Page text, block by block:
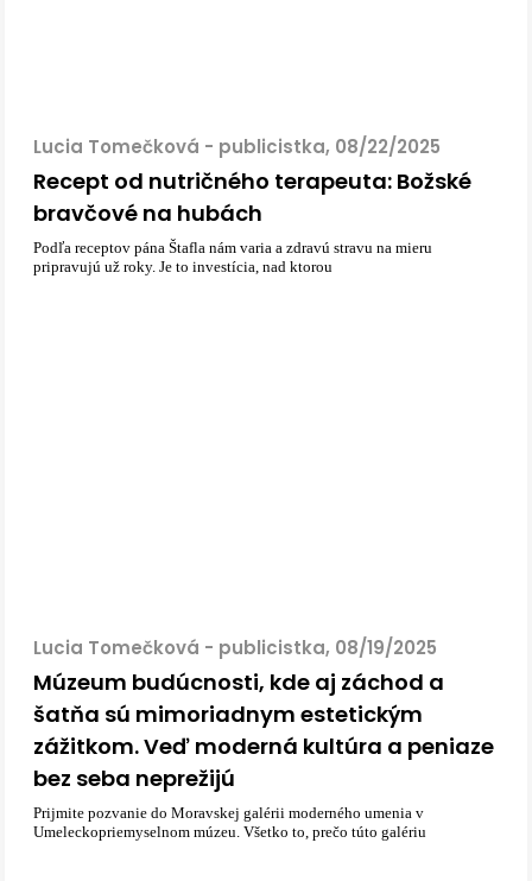
Lucia Tomečková - publicistka, 08/22/2025
Recept od nutričného terapeuta: Božské
bravčové na hubách
Podľa receptov pána Štafla nám varia a zdravú stravu na mieru
pripravujú už roky. Je to investícia, nad ktorou
Lucia Tomečková - publicistka, 08/19/2025
Múzeum budúcnosti, kde aj záchod a
šatňa sú mimoriadnym estetickým
zážitkom. Veď moderná kultúra a peniaze
bez seba neprežijú
Prijmite pozvanie do Moravskej galérii moderného umenia v
Umeleckopriemyselnom múzeu. Všetko to, prečo túto galériu